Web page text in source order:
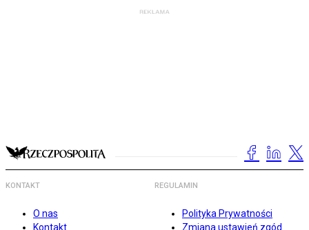
KONTAKT
O nas
Kontakt
REGULAMIN
Polityka Prywatności
Zmiana ustawień zgód